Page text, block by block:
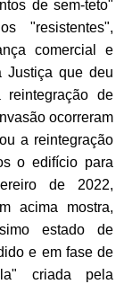
de sem-teto"
"resistentes",
comercial e
Justiça que deu
de
ocorreram
a reintegração
o edifício para
de 2022,
acima mostra,
estado de
e em fase de
criada pela